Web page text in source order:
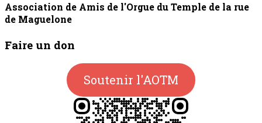
Association de Amis de l'Orgue du Temple de la rue
de Maguelone
Faire un don
Soutenir l'AOTM